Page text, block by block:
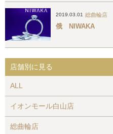
2019.03.01 総曲輪店
俄 NIWAKA
店舗別に見る
ALL
イオンモール白山店
総曲輪店